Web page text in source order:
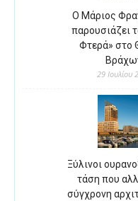
Ο Μάριος
παρουσιάζει
Φτερά» στο
29 Ιουλίου
Ξύλινοι
τάση που
σύγχρονη